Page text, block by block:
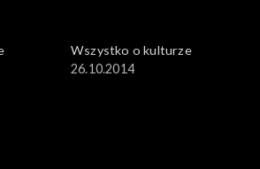
Wszystko o kulturze
26.10.2014